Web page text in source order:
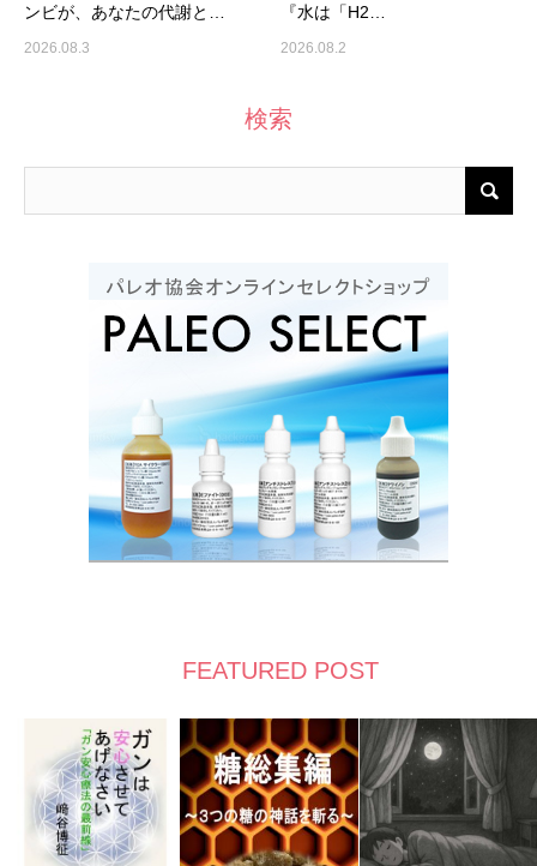
ンビが、あなたの代謝と…
2026.08.3
『水は「H2…
2026.08.2
検索
FEATURED POST